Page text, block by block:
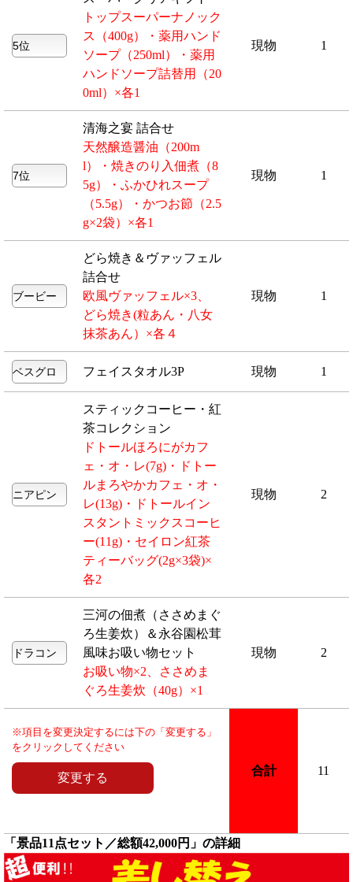
トップスーパーナノック
ス（400g）・薬用ハンド
ソープ（250ml）・薬用
ハンドソープ詰替用（20
0ml）×各1
現物 1
清海之宴 詰合せ
天然醸造醤油（200m
l）・焼きのり入佃煮（8
5g）・ふかひれスープ
（5.5g）・かつお節（2.5
g×2袋）×各1
現物 1
どら焼き＆ヴァッフェル
詰合せ
欧風ヴァッフェル×3、
どら焼き(粒あん・八女
抹茶あん）×各４
現物 1
フェイスタオル3P 現物 1
スティックコーヒー・紅
茶コレクション
ドトールほろにがカフ
ェ・オ・レ(7g)・ドトー
ルまろやかカフェ・オ・
レ(13g)・ドトールイン
スタントミックスコーヒ
ー(11g)・セイロン紅茶
ティーバッグ(2g×3袋)×
各2
現物 2
三河の佃煮（ささめまぐ
ろ生姜炊）＆永谷園松茸
風味お吸い物セット
お吸い物×2、ささめま
ぐろ生姜炊（40g）×1
現物 2
※項目を変更決定するには下の「変更する」
をクリックしてください
合計 11
「景品11点セット／総額42,000円」の詳細